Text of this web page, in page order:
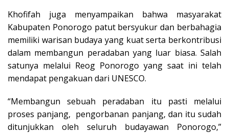
Khofifah juga menyampaikan bahwa masyarakat
Kabupaten Ponorogo patut bersyukur dan berbahagia
memiliki warisan budaya yang kuat serta berkontribusi
dalam membangun peradaban yang luar biasa. Salah
satunya melalui Reog Ponorogo yang saat ini telah
mendapat pengakuan dari UNESCO.
“Membangun sebuah peradaban itu pasti melalui
proses panjang, pengorbanan panjang, dan itu sudah
ditunjukkan oleh seluruh budayawan Ponorogo,”